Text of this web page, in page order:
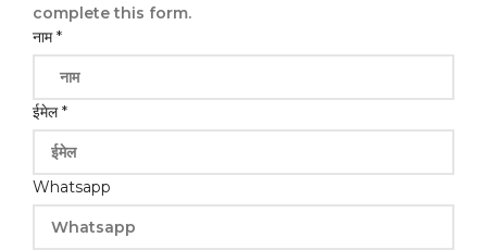
complete this form.
कंपनी
ईमेल
नाम*
ईमेल*
Whatsapp